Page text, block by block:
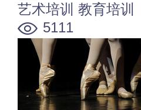
艺术培训 教育培训
5111